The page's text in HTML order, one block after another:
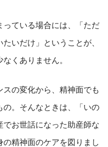
っている場合には、「ただ
いだけ」ということが、
くありません。
の変化から、精神面でも
。そんなときは、「いの
お世話になった助産師な
精神面のケアを図りまし